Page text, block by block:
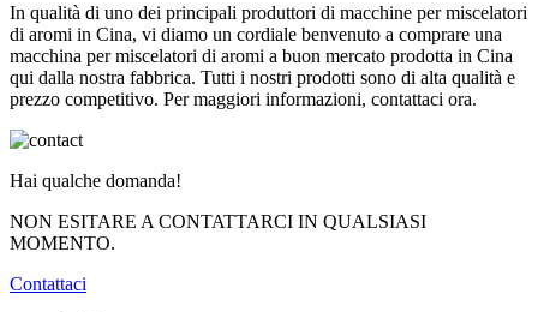
In qualità di uno dei principali produttori di macchine per miscelatori
di aromi in Cina, vi diamo un cordiale benvenuto a comprare una
macchina per miscelatori di aromi a buon mercato prodotta in Cina
qui dalla nostra fabbrica. Tutti i nostri prodotti sono di alta qualità e
prezzo competitivo. Per maggiori informazioni, contattaci ora.
Hai qualche domanda!
NON ESITARE A CONTATTARCI IN QUALSIASI
MOMENTO.
Contattaci